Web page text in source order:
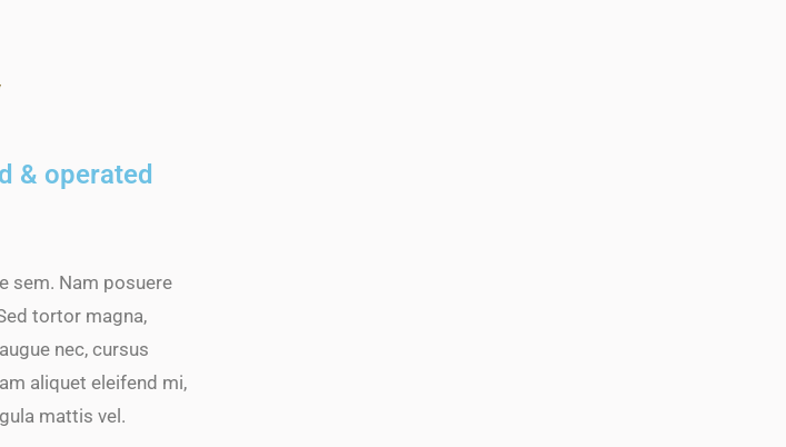
& operated
sem. Nam posuere
tortor magna,
nec, cursus
aliquet eleifend mi,
mattis vel.